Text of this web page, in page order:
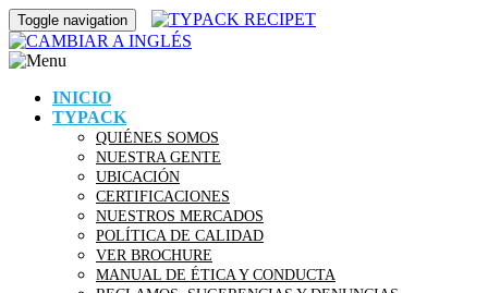
Toggle navigation
INICIO
TYPACK
QUIÉNES SOMOS
NUESTRA GENTE
UBICACIÓN
CERTIFICACIONES
NUESTROS MERCADOS
POLÍTICA DE CALIDAD
VER BROCHURE
MANUAL DE ÉTICA Y CONDUCTA